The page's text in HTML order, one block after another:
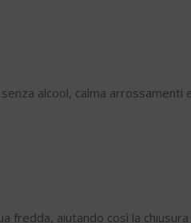
alcool, calma
fredda, aiutando così la